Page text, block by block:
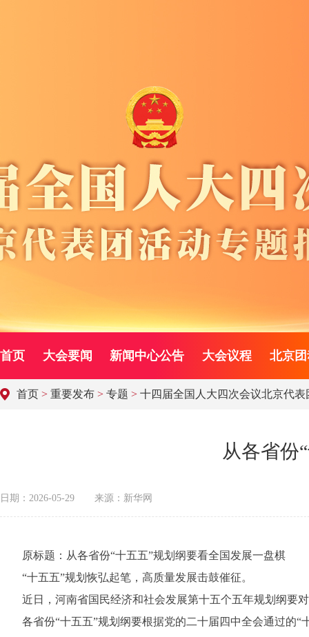
首页 大会要闻 新闻中心公告 大会议程 北京
首页 > 重要发布 > 专题 > 十四届全国人大四次会议北京代
从各省份
日期：2026-05-29 来源：新华网
原标题：从各省份“十五五”规划纲要看全国发展一盘棋
“十五五”规划恢弘起笔，高质量发展击鼓催征。
近日，河南省国民经济和社会发展第十五个五年规划纲要对
各省份“十五五”规划纲要根据党的二十届四中全会通过的“